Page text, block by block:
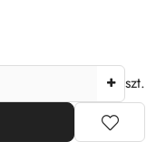
szt.